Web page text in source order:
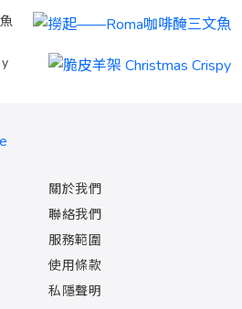
關於我們
聯絡我們
服務範圍
使用條款
私隱聲明